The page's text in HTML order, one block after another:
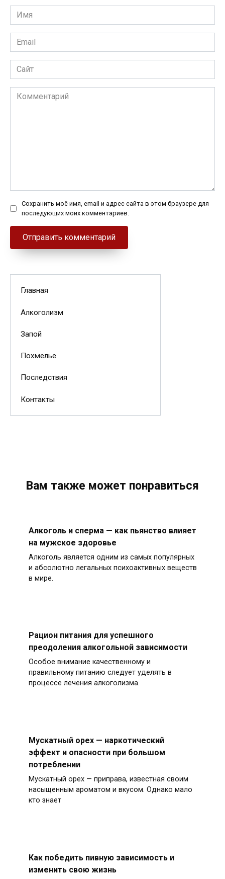
Имя
*
Email
*
Сайт
Комментарий
Сохранить моё имя, email и адрес сайта в этом браузере для
последующих моих комментариев.
Главная
Алкоголизм
Запой
Похмелье
Последствия
Контакты
Вам также может понравиться
Алкоголь и сперма — как пьянство влияет
на мужское здоровье
Алкоголь является одним из самых популярных
и абсолютно легальных психоактивных веществ
в мире.
Рацион питания для успешного
преодоления алкогольной зависимости
Особое внимание качественному и
правильному питанию следует уделять в
процессе лечения алкоголизма.
Мускатный орех — наркотический
эффект и опасности при большом
потреблении
Мускатный орех — приправа, известная своим
насыщенным ароматом и вкусом. Однако мало
кто знает
Как победить пивную зависимость и
изменить свою жизнь